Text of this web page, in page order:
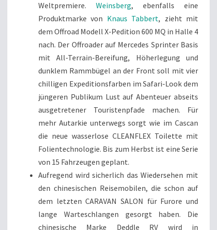
Weltpremiere. Weinsberg, ebenfalls eine
Produktmarke von Knaus Tabbert, zieht mit
dem Offroad Modell X-Pedition 600 MQ in Halle 4
nach. Der Offroader auf Mercedes Sprinter Basis
mit All-Terrain-Bereifung, Höherlegung und
dunklem Rammbügel an der Front soll mit vier
chilligen Expeditionsfarben im Safari-Look dem
jüngeren Publikum Lust auf Abenteuer abseits
ausgetretener Touristenpfade machen. Für
mehr Autarkie unterwegs sorgt wie im Cascan
die neue wasserlose CLEANFLEX Toilette mit
Folientechnologie. Bis zum Herbst ist eine Serie
von 15 Fahrzeugen geplant.
Aufregend wird sicherlich das Wiedersehen mit
den chinesischen Reisemobilen, die schon auf
dem letzten CARAVAN SALON für Furore und
lange Warteschlangen gesorgt haben. Die
chinesische Marke Deddle RV wird in